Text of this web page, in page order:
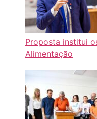
Proposta institui
Alimentação